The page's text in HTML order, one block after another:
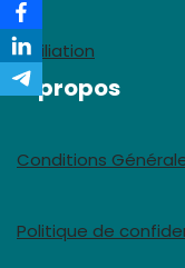
Affiliation
A propos
Conditions
Politique de